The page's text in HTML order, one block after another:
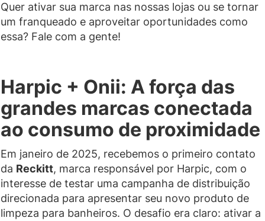
Quer ativar sua marca nas nossas lojas ou se tornar
um franqueado e aproveitar oportunidades como
essa? Fale com a gente!
Harpic + Onii: A força das
grandes marcas conectada
ao consumo de proximidade
Em janeiro de 2025, recebemos o primeiro contato
da Reckitt, marca responsável por Harpic, com o
interesse de testar uma campanha de distribuição
direcionada para apresentar seu novo produto de
limpeza para banheiros. O desafio era claro: ativar a